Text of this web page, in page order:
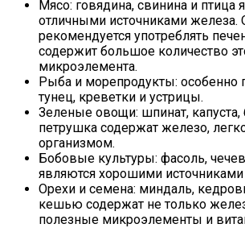
Мясо: говядина, свинина и птица
отличными источниками железа.
рекомендуется употреблять
содержит большое количество
микроэлемента.
Рыба и морепродукты: особенно
тунец, креветки и устрицы.
Зеленые овощи: шпинат, капуста,
петрушка содержат железо,
организмом.
Бобовые культуры: фасоль,
являются хорошими
Орехи и семена: миндаль,
кешью содержат не только
полезные микроэлементы и